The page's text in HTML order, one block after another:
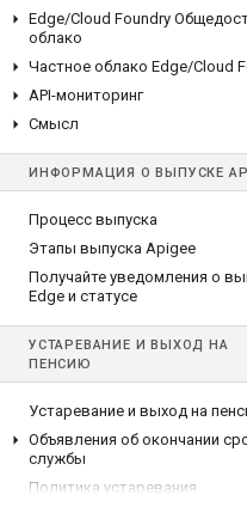
Edge/Cloud Foundry
облако
Частное облако Edge/Cloud
API-мониторинг
Смысл
ИНФОРМАЦИЯ О ВЫПУСКЕ
Процесс выпуска
Этапы выпуска Apigee
Получайте уведомления о
Edge и статусе
УСТАРЕВАНИЕ И ВЫХОД НА
ПЕНСИЮ
Устаревание и выход на
Объявления об окончании
службы
Политика устаревания
We're part of Google
Мероприятия
Партнеры
Электронные книги и
Конфиденциальность